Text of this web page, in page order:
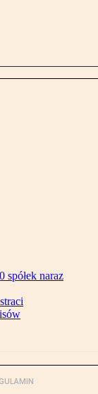
spółek naraz